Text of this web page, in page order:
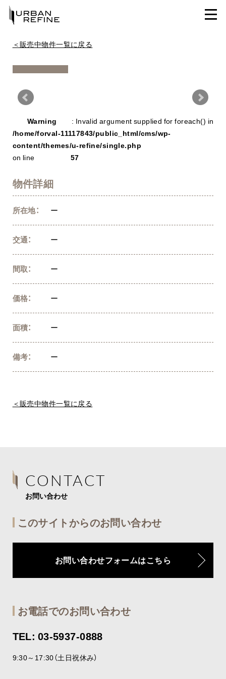
＜販売中物件一覧に戻る
Warning
: Invalid argument supplied for foreach() in
/home/forval-11117843/public_html/cms/wp-
content/themes/u-refine/single.php
on line
57
物件詳細
所在地： ー
交通： ー
間取： ー
価格： ー
面積： ー
備考： ー
＜販売中物件一覧に戻る
CONTACT
お問い合わせ
このサイトからのお問い合わせ
お問い合わせフォームはこちら
お電話でのお問い合わせ
TEL: 03-5937-0888
9:30～17:30（土日祝休み）